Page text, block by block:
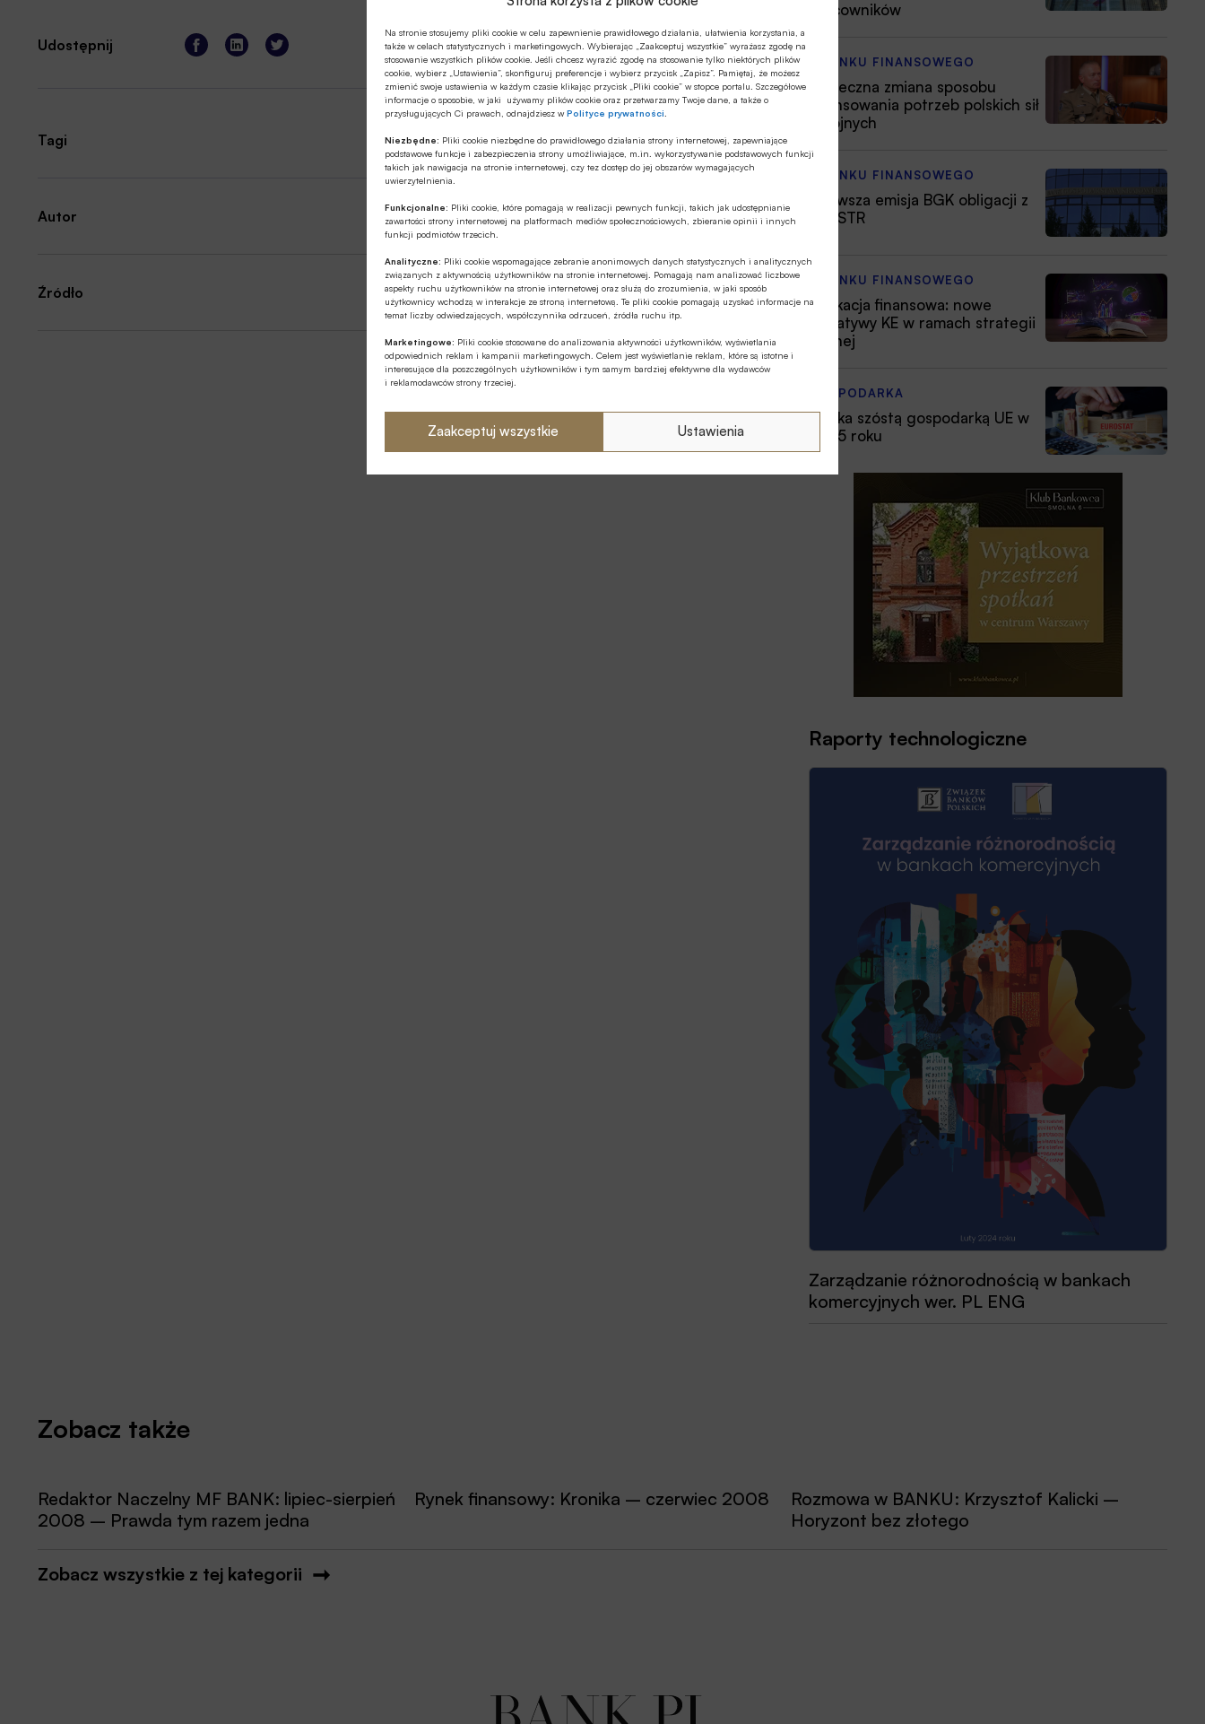
Na stronie stosujemy pliki cookie w celu zapewnienie prawidłowego działania, ułatwienia korzystania, a
także w celach statystycznych i marketingowych. Wybierając „Zaakceptuj wszystkie” wyrażasz zgodę na
stosowanie wszystkich plików cookie. Jeśli chcesz wyrazić zgodę na stosowanie tylko niektórych plików
cookie, wybierz „Ustawienia”, skonfiguruj preferencje i wybierz przycisk „Zapisz”. Pamiętaj, że możesz
zmienić swoje ustawienia w każdym czasie klikając przycisk „Pliki cookie” w stopce portalu. Szczegółowe
informacje o sposobie, w jaki używamy plików cookie oraz przetwarzamy Twoje dane, a także o
przysługujących Ci prawach, odnajdziesz wPolityce prywatności
Niezbędne: Pliki cookie niezbędne do prawidłowego działania strony internetowej, zapewniające
podstawowe funkcje i zabezpieczenia strony umożliwiające, m.in. wykorzystywanie podstawowych funkcji
takich jak nawigacja na stronie internetowej, czy tez dostęp do jej obszarów wymagających
uwierzytelnienia.
Funkcjonalne: Pliki cookie, które pomagają w realizacji pewnych funkcji, takich jak udostępnianie
zawartości strony internetowej na platformach mediów społecznościowych, zbieranie opinii i innych
funkcji podmiotów trzecich.
Analityczne: Pliki cookie wspomagające zebranie anonimowych danych statystycznych i analitycznych
związanych z aktywnością użytkowników na stronie internetowej. Pomagają nam analizować liczbowe
aspekty ruchu użytkowników na stronie internetowej oraz służą do zrozumienia, w jaki sposób
użytkownicy wchodzą w interakcje ze stroną internetową. Te pliki cookie pomagają uzyskać informacje na
temat liczby odwiedzających, współczynnika odrzuceń, źródła ruchu itp.
Marketingowe: Pliki cookie stosowane do analizowania aktywności użytkowników, wyświetlania
odpowiednich reklam i kampanii marketingowych. Celem jest wyświetlanie reklam, które są istotne i
interesujące dla poszczególnych użytkowników i tym samym bardziej efektywne dla wydawców
i reklamodawców strony trzeciej.
Zaakceptuj wszystkie Ustawienia
Udostępnij
Tagi
Autor
Źródło
pracowników
Z RYNKU FINANSOWEGO
Konieczna zmiana sposobu
finansowania potrzeb polskich sił
zbrojnych
Z RYNKU FINANSOWEGO
Pierwsza emisja BGK obligacji z
POLSTR
Z RYNKU FINANSOWEGO
Edukacja finansowa: nowe
inicjatywy KE w ramach strategii
unijnej
GOSPODARKA
Polska szóstą gospodarką UE w
2025 roku
Raporty technologiczne
Zarządzanie różnorodnością w bankach
komercyjnych wer. PL ENG
Zobacz także
Redaktor Naczelny MF BANK: lipiec-sierpień
2008 – Prawda tym razem jedna
Rynek finansowy: Kronika – czerwiec 2008
Rozmowa w BANKU: Krzysztof Kalicki –
Horyzont bez złotego
Zobacz wszystkie z tej kategorii